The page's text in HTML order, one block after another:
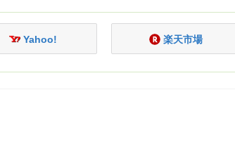
Yahoo! 楽天市場